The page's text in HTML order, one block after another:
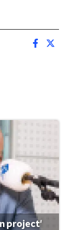
project'